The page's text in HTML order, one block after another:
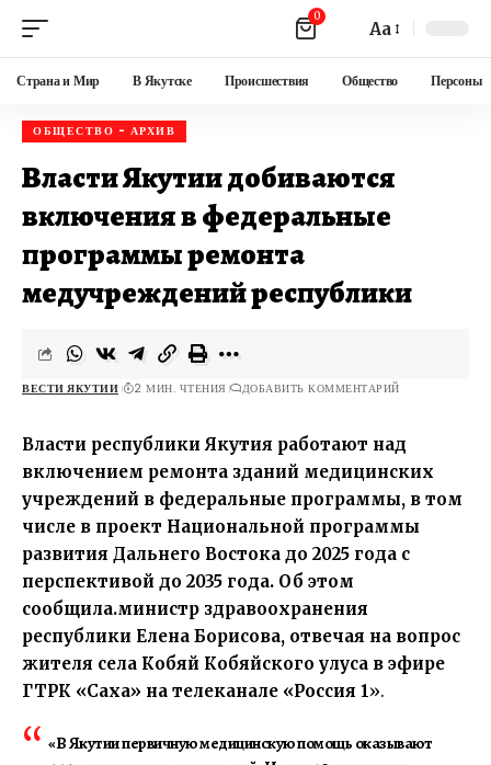
0
Aa
Страна и Мир В Якутске Происшествия Общество Персоны
ОБЩЕСТВО - АРХИВ
Власти Якутии добиваются
включения в федеральные
программы ремонта
медучреждений республики
ВЕСТИ ЯКУТИИ 2 МИН. ЧТЕНИЯ ДОБАВИТЬ КОММЕНТАРИЙ
Власти республики Якутия работают над
включением ремонта зданий медицинских
учреждений в федеральные программы, в том
числе в проект Национальной программы
развития Дальнего Востока до 2025 года с
перспективой до 2035 года. Об этом
сообщила.министр здравоохранения
республики Елена Борисова, отвечая на вопрос
жителя села Кобяй Кобяйского улуса в эфире
ГТРК «Саха» на телеканале «Россия 1».
«В Якутии первичную медицинскую помощь оказывают